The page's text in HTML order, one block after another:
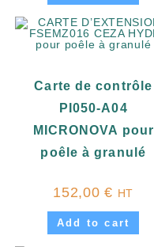
Carte de contrôle
PI050-A04
MICRONOVA pour
poêle à granulé
152,00€ HT
Add to cart